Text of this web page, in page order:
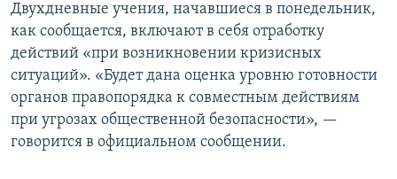
Двухдневные учения, начавшиеся в понедельник,
как сообщается, включают в себя отработку
действий «при возникновении кризисных
ситуаций». «Будет дана оценка уровню готовности
органов правопорядка к совместным действиям
при угрозах общественной безопасности», —
говорится в официальном сообщении.